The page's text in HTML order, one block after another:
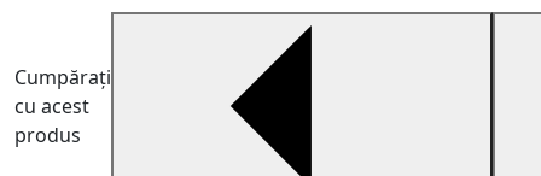
Cumpărați
cu acest
produs